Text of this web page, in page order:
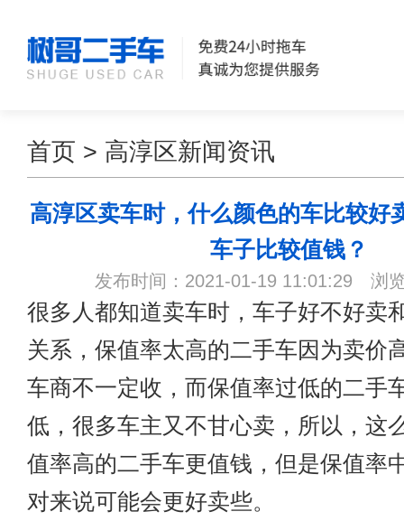
首页 > 高淳区新闻资讯
高淳区卖车时，什么颜色的车比较好
车子比较值钱？
发布时间：2021-01-19 11:01:29 浏
很多人都知道卖车时，车子好不好卖
关系，保值率太高的二手车因为卖价
车商不一定收，而保值率过低的二手
低，很多车主又不甘心卖，所以，这
值率高的二手车更值钱，但是保值率
对来说可能会更好卖些。